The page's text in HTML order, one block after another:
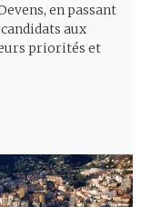
en passant
aux
priorités et